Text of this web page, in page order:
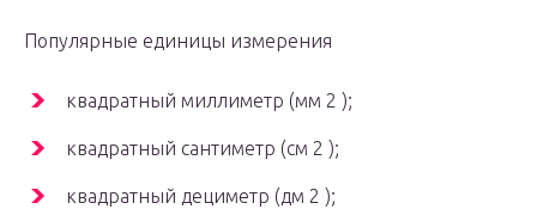
Популярные единицы измерения
квадратный миллиметр (мм 2 );
квадратный сантиметр (см 2 );
квадратный дециметр (дм 2 );